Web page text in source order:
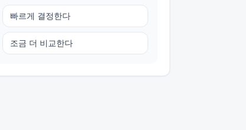
빠르게 결정한다
조금 더 비교한다